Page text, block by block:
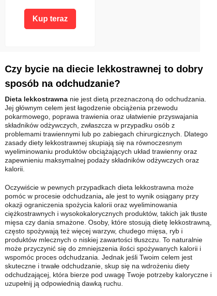
Kup teraz
Czy bycie na diecie lekkostrawnej to dobry
sposób na odchudzanie?
Dieta lekkostrawna nie jest dietą przeznaczoną do odchudzania.
Jej głównym celem jest łagodzenie obciążenia przewodu
pokarmowego, poprawa trawienia oraz ułatwienie przyswajania
składników odżywczych, zwłaszcza w przypadku osób z
problemami trawiennymi lub po zabiegach chirurgicznych. Dlatego
zasady diety lekkostrawnej skupiają się na równoczesnym
wyeliminowaniu produktów obciążających układ trawienny oraz
zapewnieniu maksymalnej podaży składników odżywczych oraz
kalorii.
Oczywiście w pewnych przypadkach dieta lekkostrawna może
pomóc w procesie odchudzania, ale jest to wynik osiągany przy
okazji ograniczenia spożycia kalorii oraz wyeliminowania
ciężkostrawnych i wysokokalorycznych produktów, takich jak tłuste
mięsa czy dania smażone. Osoby, które stosują dietę lekkostrawną,
często spożywają też więcej warzyw, chudego mięsa, ryb i
produktów mlecznych o niskiej zawartości tłuszczu. To naturalnie
może przyczynić się do zmniejszenia ilości spożywanych kalorii i
wspomóc proces odchudzania. Jednak jeśli Twoim celem jest
skuteczne i trwałe odchudzanie, skup się na wdrożeniu diety
odchudzającej, która bierze pod uwagę Twoje potrzeby kaloryczne i
uzupełnij ją odpowiednią dawką ruchu.